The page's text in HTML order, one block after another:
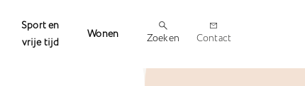
Sport en
vrije tijd
Wonen Zoeken Contact